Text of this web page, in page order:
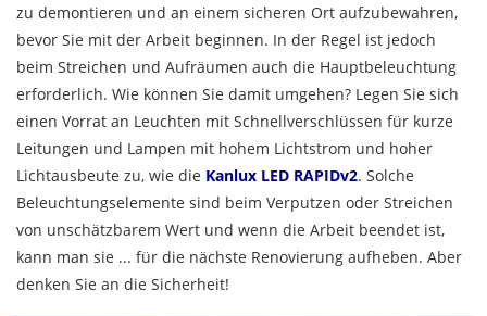
zu demontieren und an einem sicheren Ort aufzubewahren,
bevor Sie mit der Arbeit beginnen. In der Regel ist jedoch
beim Streichen und Aufräumen auch die Hauptbeleuchtung
erforderlich. Wie können Sie damit umgehen? Legen Sie sich
einen Vorrat an Leuchten mit Schnellverschlüssen für kurze
Leitungen und Lampen mit hohem Lichtstrom und hoher
Lichtausbeute zu, wie die Kanlux LED RAPIDv2. Solche
Beleuchtungselemente sind beim Verputzen oder Streichen
von unschätzbarem Wert und wenn die Arbeit beendet ist,
kann man sie ... für die nächste Renovierung aufheben. Aber
denken Sie an die Sicherheit!